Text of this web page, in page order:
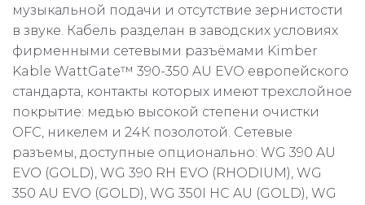
музыкальной подачи и отсутствие зернистости
в звуке. Кабель разделан в заводских условиях
фирменными сетевыми разъёмами Kimber
Kable WattGate™ 390-350 AU EVO европейского
стандарта, контакты которых имеют трехслойное
покрытие: медью высокой степени очистки
OFC, никелем и 24К позолотой. Сетевые
разъемы, доступные опционально: WG 390 AU
EVO (GOLD), WG 390 RH EVO (RHODIUM), WG
350 AU EVO (GOLD), WG 350I HC AU (GOLD), WG